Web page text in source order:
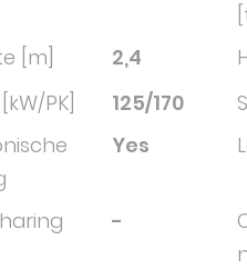
[m] 2,4
PK]
125/170
Yes
-